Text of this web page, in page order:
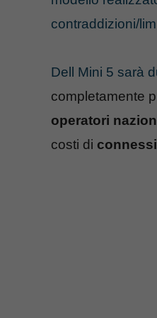
contraddizioni/
Dell Mini 5 sarà
completamente
operatori
costi di